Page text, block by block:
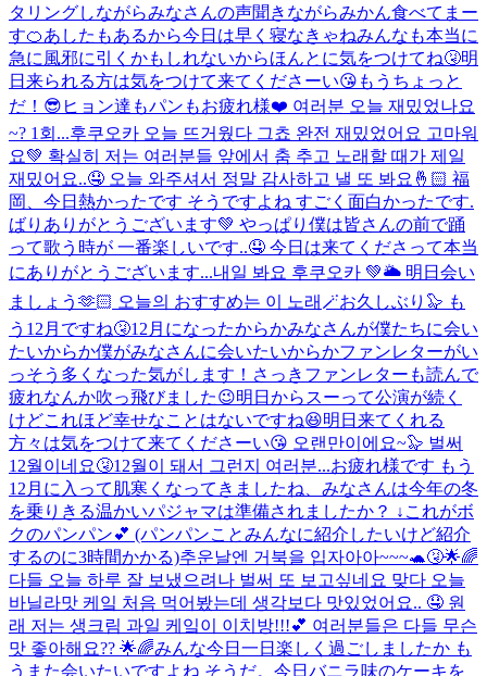
タリングしながらみなさんの声聞きながらみかん食べてまー
す🍊あしたもあるから今日は早く寝なきゃねみんなも本当に
急に風邪に引くかもしれないからほんとに気をつけてね🤧明
日来られる方は気をつけて来てくださーい😘もうちょっと
だ！😎ヒョン達もパンもお疲れ様❤️ 여러분 오늘 재밌었나요
~? 1회...후쿠오카 오늘 뜨거웠다 그쵸 완전 재밌었어요 고마워
요💚 확실히 저는 여러분들 앞에서 춤 추고 노래할 때가 제일
재밌어요..🤤 오늘 와주셔서 정말 감사하고 낼 또 봐요🤞🏻 福
岡、今日熱かったです そうですよね すごく面白かったです.
ばりありがとうございます💚 やっぱり僕は皆さんの前で踊
って歌う時が 一番楽しいです..🤤 今日は来てくださって本当
にありがとうございます...내일 봐요 후쿠오카 💚🌥️ 明日会い
ましょう🫶🏻 오늘의 おすすめ는 이 노래🪄お久しぶり🦭 も
う12月ですね🤧12月になったからかみなさんが僕たちに会い
たいからか僕がみなさんに会いたいからかファンレターがい
っそう多くなった気がします！さっきファンレターも読んで
疲れなんか吹っ飛びました😉明日からスーって公演が続く
けどこれほど幸せなことはないですね😆明日来てくれる
方々は気をつけて来てくださーい😘 오랜만이에요~🦭 벌써
12월이네요🤧12월이 돼서 그런지 여러분...お疲れ様です もう
12月に入って肌寒くなってきましたね、みなさんは今年の冬
を乗りきる温かいパジャマは準備されましたか？ ↓これがボ
クのパンパン💕 (パンパンことみんなに紹介したいけど紹介
するのに3時間かかる)추운날엔 거북을 입자아아~~~🐢🤧🌟🌈
다들 오늘 하루 잘 보냈으려나 벌써 또 보고싶네요 맞다 오늘
바닐라맛 케잌 처음 먹어봤는데 생각보다 맛있었어요.. 🤤 원
래 저는 생크림 과일 케잌이 이치방!!!💕 여러분들은 다들 무슨
맛 좋아해요?? 🌟🌈みんな今日一日楽しく過ごしましたか も
うまた会いたいですよね そうだ。今日バニラ味のケーキを